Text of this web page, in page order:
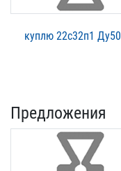
куплю 22с32п1 Ду50
Предложения